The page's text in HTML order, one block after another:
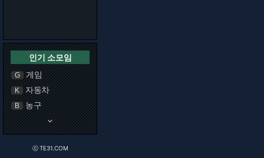
인기 소모임
G 게임
K 자동차
B 농구
keyboard_arrow_down
ⓒ TE31.COM